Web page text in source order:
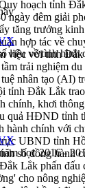
hoạch tỉnh
ngày đêm giải
tăng trưởng
hợp tác về
việc với tỉnh Đắk
trải nghiệm
nhân tạo (AI)
tỉnh Đắk Lắk
chính, khơi
quả HĐND tỉnh
hành chính với
UBND tỉnh
số đồng hành
Lắk phấn đấu
cho nông
liệu về tình
học 2016 -